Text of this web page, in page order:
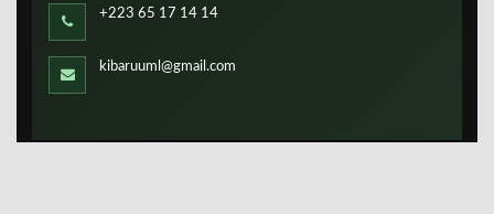
+223 65 17 14 14
kibaruuml@gmail.com